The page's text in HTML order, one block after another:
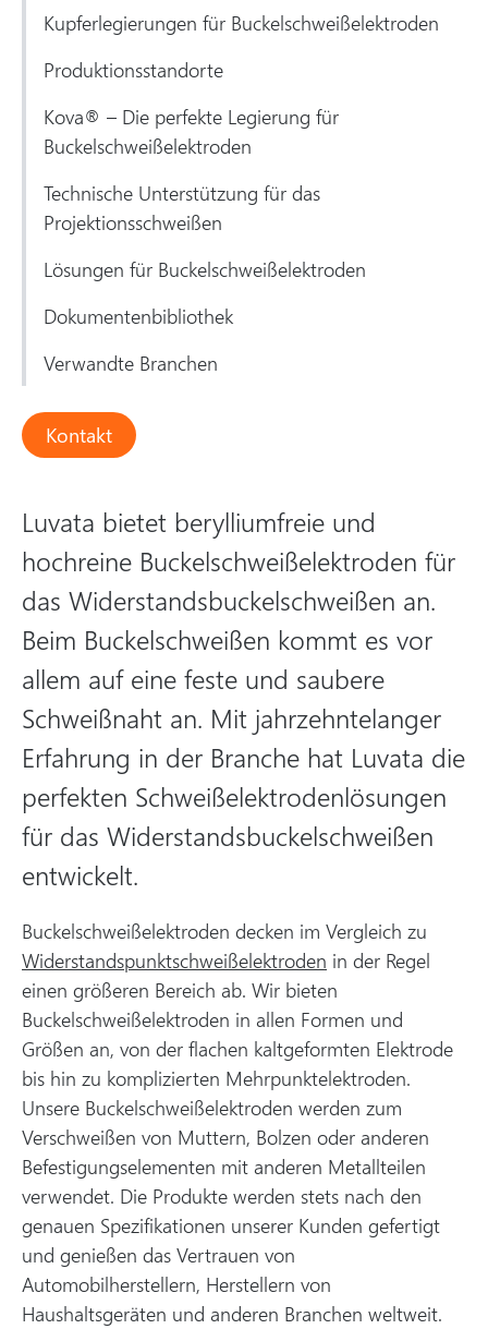
Kupferlegierungen für Buckelschweißelektroden
Produktionsstandorte
Kova® – Die perfekte Legierung für
Buckelschweißelektroden
Technische Unterstützung für das
Projektionsschweißen
Lösungen für Buckelschweißelektroden
Dokumentenbibliothek
Verwandte Branchen
Kontakt
Luvata bietet berylliumfreie und
hochreine Buckelschweißelektroden für
das Widerstandsbuckelschweißen an.
Beim Buckelschweißen kommt es vor
allem auf eine feste und saubere
Schweißnaht an. Mit jahrzehntelanger
Erfahrung in der Branche hat Luvata die
perfekten Schweißelektrodenlösungen
für das Widerstandsbuckelschweißen
entwickelt.
Buckelschweißelektroden decken im Vergleich zu
Widerstandspunktschweißelektroden in der Regel
einen größeren Bereich ab. Wir bieten
Buckelschweißelektroden in allen Formen und
Größen an, von der flachen kaltgeformten Elektrode
bis hin zu komplizierten Mehrpunktelektroden.
Unsere Buckelschweißelektroden werden zum
Verschweißen von Muttern, Bolzen oder anderen
Befestigungselementen mit anderen Metallteilen
verwendet. Die Produkte werden stets nach den
genauen Spezifikationen unserer Kunden gefertigt
und genießen das Vertrauen von
Automobilherstellern, Herstellern von
Haushaltsgeräten und anderen Branchen weltweit.